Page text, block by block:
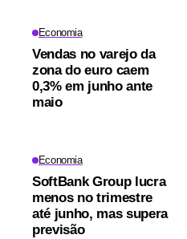
Economia
Vendas no varejo da
zona do euro caem
0,3% em junho ante
maio
Economia
SoftBank Group lucra
menos no trimestre
até junho, mas supera
previsão